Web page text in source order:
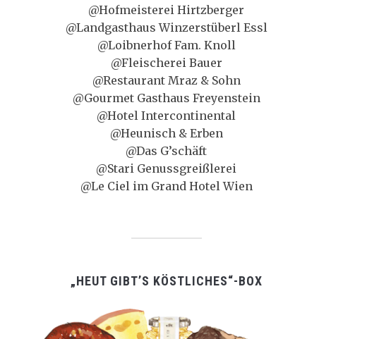
@Hofmeisterei Hirtzberger
@Landgasthaus Winzerstüberl Essl
@Loibnerhof Fam. Knoll
@Fleischerei Bauer
@Restaurant Mraz & Sohn
@Gourmet Gasthaus Freyenstein
@Hotel Intercontinental
@Heunisch & Erben
@Das G’schäft
@Stari Genussgreißlerei
@Le Ciel im Grand Hotel Wien
„HEUT GIBT’S KÖSTLICHES“-BOX